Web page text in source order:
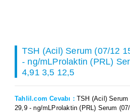
TSH (Acil) Serum (07/12
- ng/mLProlaktin (PRL)
4,91 3,5 12,5
Tahlil.com Cevabı : TSH (Acil) Serum
29,9 - ng/mLProlaktin (PRL) Serum